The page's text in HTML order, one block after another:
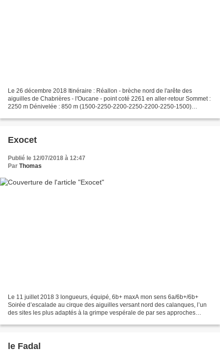
Le 26 décembre 2018 Itinéraire : Réallon - brèche nord de l'arête des
aiguilles de Chabrières - l'Oucane - point coté 2261 en aller-retour Sommet :
2250 m Dénivelée : 850 m (1500-2250-2200-2250-2200-2250-1500)
Exocet
Publié le 12/07/2018 à 12:47
Par Thomas
Le 11 juillet 2018 3 longueurs, équipé, 6b+ maxA mon sens 6a/6b+/6b+
Soirée d’escalade au cirque des aiguilles versant nord des calanques, l’un
des sites les plus adaptés à la grimpe vespérale de par ses approches
le Fadal